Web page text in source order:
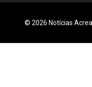
© 2026 Notícias